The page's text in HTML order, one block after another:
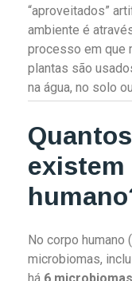
“aproveitados”
ambiente é
processo em que
plantas são
na água, no solo
existem
No corpo
microbiomas,